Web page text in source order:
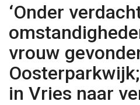
‘Onder
vrouw
in Vries naar